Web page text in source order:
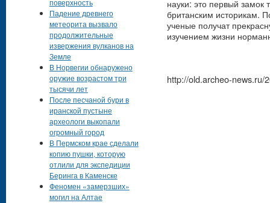
науки: это первый замок
британским историкам.
ученые получат
изучением жизни
http://old.archeo-news.ru/
поверхность
Падение древнего
метеорита вызвало
продолжительные
извержения вулканов на
Земле
В Норвегии обнаружено
оружие возрастом три
тысячи лет
После песчаной бури в
иранской пустыне
археологи выкопали
огромный город
В Пермском крае сделали
копию пушки, которую
отлили для экспедиции
Беринга в Каменске
Феномен «замерзших»
могил на Алтае